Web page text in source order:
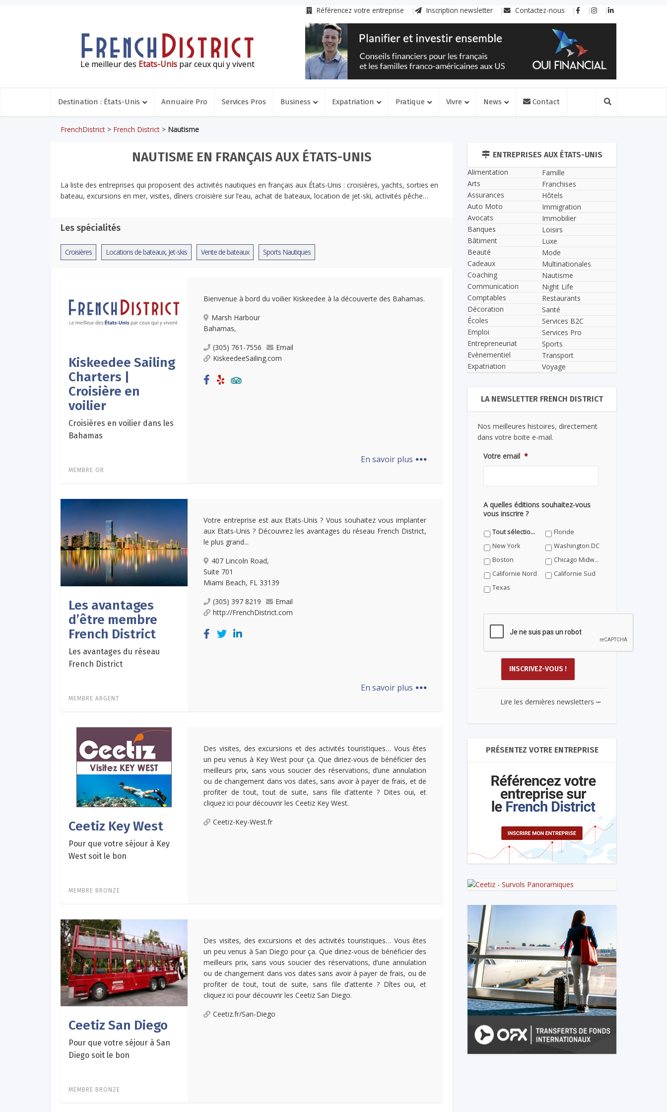
Référencez votre entreprise Inscription newsletter Contactez-nous
Le meilleur des Etats-Unis par ceux qui y vivent
Destination : États-Unis Annuaire Pro Services Pros Business Expatriation Pratique Vivre News Contact
FrenchDistrict > French District > Nautisme
NAUTISME EN FRANÇAIS AUX ÉTATS-UNIS
La liste des entreprises qui proposent des activités nautiques en français aux États-Unis : croisières, yachts, sorties en
bateau, excursions en mer, visites, dîners croisière sur l’eau, achat de bateaux, location de jet-ski, activités pêche…
Les spécialités
Croisières Locations de bateaux, Jet-skis Vente de bateaux Sports Nautiques
Kiskeedee Sailing
Charters |
Croisière en
voilier
Croisières en voilier dans les
Bahamas
MEMBRE OR
Bienvenue à bord du voilier Kiskeedee à la découverte des Bahamas.
Marsh Harbour
Bahamas,
(305) 761-7556
Email
KiskeedeeSailing.com
En savoir plus ...
Les avantages
d’être membre
French District
Les avantages du réseau
French District
MEMBRE ARGENT
Votre entreprise est aux Etats-Unis ? Vous souhaitez vous implanter
aux Etats-Unis ? Découvrez les avantages du réseau French District,
le plus grand...
407 Lincoln Road,
Suite 701
Miami Beach, FL 33139
(305) 397 8219
Email
http://FrenchDistrict.com
En savoir plus ...
Ceetiz Key West
Pour que votre séjour à Key
West soit le bon
MEMBRE BRONZE
Des visites, des excursions et des activités touristiques… Vous êtes
un peu venus à Key West pour ça. Que diriez-vous de bénéficier des
meilleurs prix, sans vous soucier des réservations, d’une annulation
ou de changement dans vos dates, sans avoir à payer de frais, et de
profiter de tout, tout de suite, sans file d’attente ? Dites oui, et
cliquez ici pour découvrir les Ceetiz Key West.
Ceetiz-Key-West.fr
Ceetiz San Diego
Pour que votre séjour à San
Diego soit le bon
MEMBRE BRONZE
Des visites, des excursions et des activités touristiques… Vous êtes
un peu venus à San Diego pour ça. Que diriez-vous de bénéficier des
meilleurs prix, sans vous soucier des réservations, d’une annulation
ou de changement dans vos dates sans avoir à payer de frais, ou de
profiter de tout, tout de suite, sans file d’attente ? Dîtes oui, et
cliquez ici pour découvrir les Ceetiz San Diego.
Ceetiz.fr/San-Diego
ENTREPRISES AUX ÉTATS-UNIS
Alimentation
Arts
Assurances
Auto Moto
Avocats
Banques
Bâtiment
Beauté
Cadeaux
Coaching
Communication
Comptables
Décoration
Écoles
Emploi
Entrepreneuriat
Evènementiel
Expatriation
Famille
Franchises
Hôtels
Immigration
Immobilier
Loisirs
Luxe
Mode
Multinationales
Nautisme
Night Life
Restaurants
Santé
Services B2C
Services Pro
Sports
Transport
Voyage
LA NEWSLETTER FRENCH DISTRICT
Nos meilleures histoires, directement
dans votre boite e-mail.
Votre email *
A quelles éditions souhaitez-vous
vous inscrire ?
Tout sélectionner
Floride
New York
Washington DC
Boston
Chicago Midwest
Californie Nord
Californie Sud
Texas
Lire les dernières newsletters ...
PRÉSENTEZ VOTRE ENTREPRISE